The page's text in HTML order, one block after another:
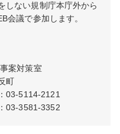
しない規制庁本庁外から
会議で参加します。
案対策室
町
03-5114-2121
03-3581-3352